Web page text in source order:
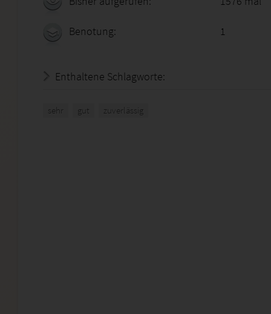
Benotung: 1
Enthaltene Schlagworte:
sehr gut zuverlässig